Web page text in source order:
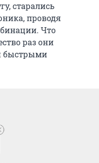
старались
проводя
Что
раз они
быстрыми